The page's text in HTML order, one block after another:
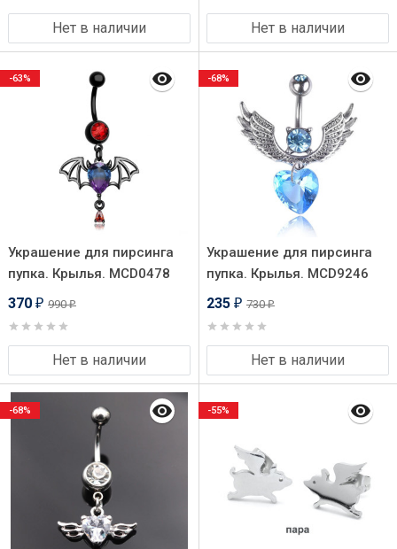
Нет в наличии Нет в наличии
Украшение для пирсинга
пупка. Крылья. MCD0478
370 ₽ 990₽
Нет в наличии
-63%
Украшение для пирсинга
пупка. Крылья. MCD9246
235 ₽ 730₽
Нет в наличии
-68%
-68% -55%